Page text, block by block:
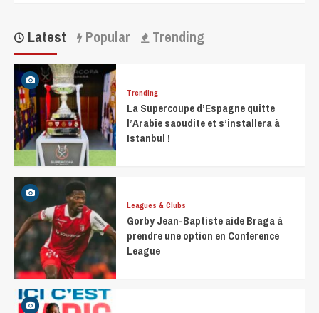
Latest Popular Trending
Trending
La Supercoupe d’Espagne quitte
l’Arabie saoudite et s’installera à
Istanbul !
Leagues & Clubs
Gorby Jean-Baptiste aide Braga à
prendre une option en Conference
League